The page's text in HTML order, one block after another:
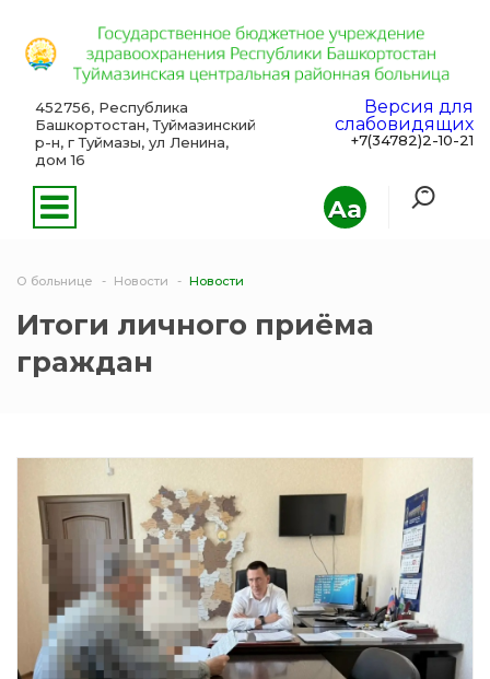
Aa
452756, Республика
Башкортостан, Туймазинский
р-н, г Туймазы, ул Ленина,
дом 16
Версия для
слабовидящих
+7(34782)2-10-21
О больнице Новости Новости
Итоги личного приёма
граждан